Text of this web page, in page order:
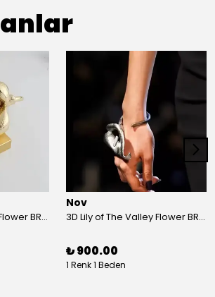
3D Lily of The Valley Flower BRACELET G
Nov
3D Lily of The Valley Flower BRACELET S
₺ 900.00
1 Renk 1 Beden